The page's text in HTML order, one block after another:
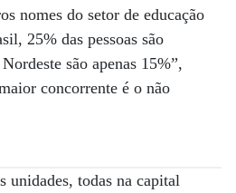
nomes do setor de educação
25% das pessoas são
são apenas 15%”,
concorrente é o não
unidades, todas na capital